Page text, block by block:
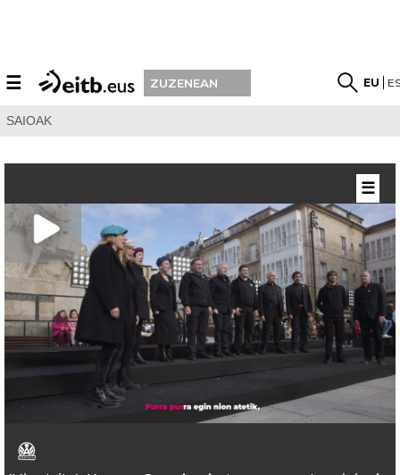
☰ ZUZENEAN EU
SAIOAK
☰